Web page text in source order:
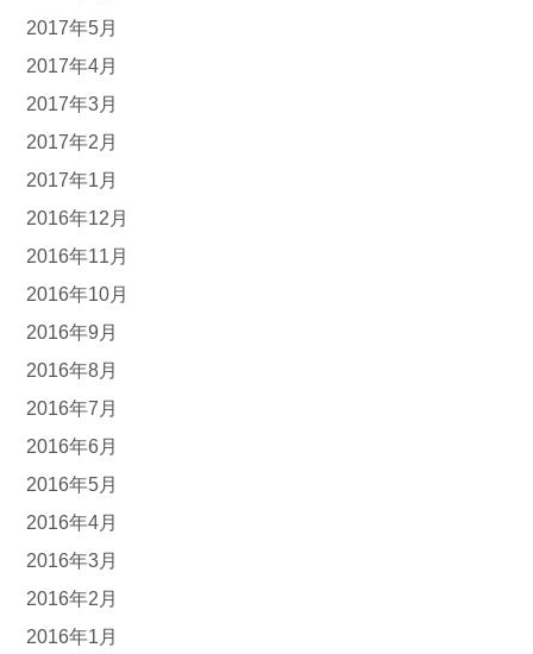
2017年5月
2017年4月
2017年3月
2017年2月
2017年1月
2016年12月
2016年11月
2016年10月
2016年9月
2016年8月
2016年7月
2016年6月
2016年5月
2016年4月
2016年3月
2016年2月
2016年1月